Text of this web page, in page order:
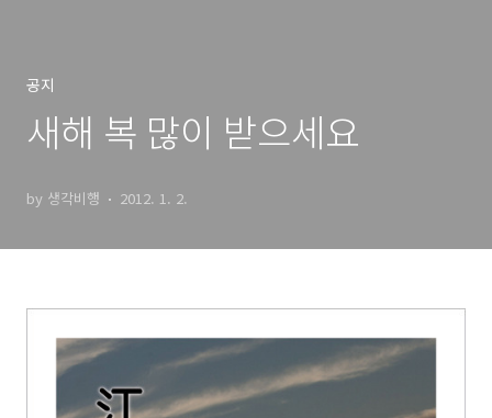
공지
새해 복 많이 받으세요
by 생각비행 2012. 1. 2.